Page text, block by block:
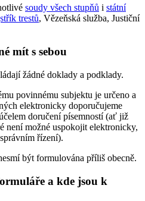
soudy všech stupňů i státní
trestů, Vězeňská služba, Justiční
mít s sebou
žádné doklady a podklady.
povinnému subjektu je určeno a
elektronicky doporučujeme
doručení písemností (ať již
není možné uspokojit elektronicky,
řízení).
být formulována příliš obecně.
a kde jsou k